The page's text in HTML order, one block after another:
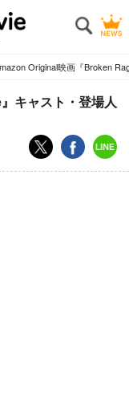
Original映画『Broken
キャスト・登場人